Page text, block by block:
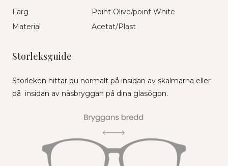
Färg
Point Olive/point White
Material
Acetat/Plast
Storleksguide
Storleken hittar du normalt på insidan av skalmarna eller
på insidan av näsbryggan på dina glasögon.